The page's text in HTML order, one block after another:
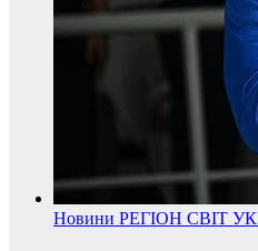
Новини РЕГІОН СВІТ